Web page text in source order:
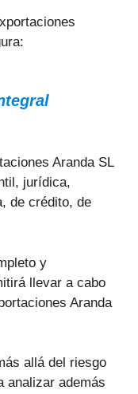
Aranda SL
jurídica,
de crédito, de
y
llevar a cabo
Aranda
allá del riesgo
analizar además